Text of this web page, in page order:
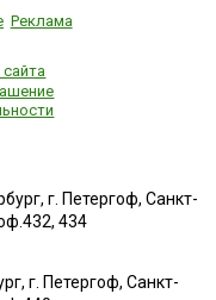
Реклама
г. Петергоф, Санкт-
434
г. Петергоф, Санкт-